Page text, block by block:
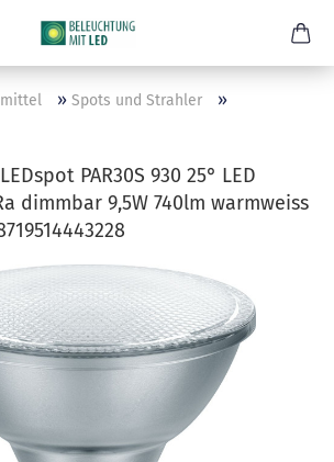
» Spots und Strahler »
PAR30S 930 25° LED
dimmbar 9,5W 740lm warmweiss